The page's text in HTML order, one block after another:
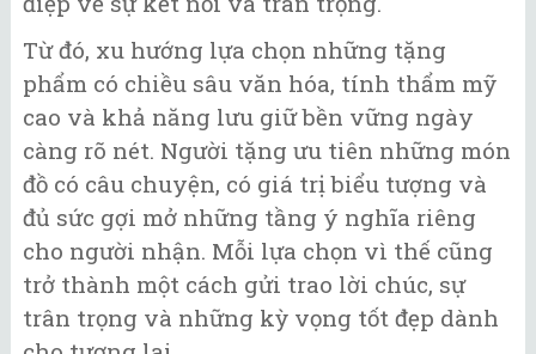
Từ đó, xu hướng lựa chọn những tặng
phẩm có chiều sâu văn hóa, tính thẩm mỹ
cao và khả năng lưu giữ bền vững ngày
càng rõ nét. Người tặng ưu tiên những món
đồ có câu chuyện, có giá trị biểu tượng và
đủ sức gợi mở những tầng ý nghĩa riêng
cho người nhận. Mỗi lựa chọn vì thế cũng
trở thành một cách gửi trao lời chúc, sự
trân trọng và những kỳ vọng tốt đẹp dành